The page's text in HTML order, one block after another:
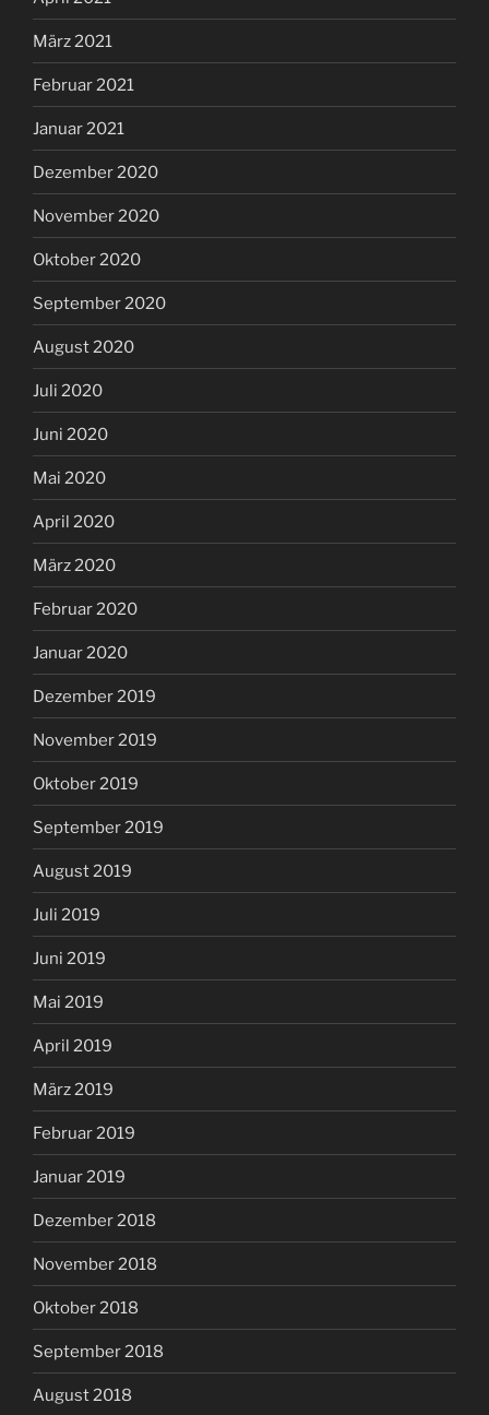
März 2021
Februar 2021
Januar 2021
Dezember 2020
November 2020
Oktober 2020
September 2020
August 2020
Juli 2020
Juni 2020
Mai 2020
April 2020
März 2020
Februar 2020
Januar 2020
Dezember 2019
November 2019
Oktober 2019
September 2019
August 2019
Juli 2019
Juni 2019
Mai 2019
April 2019
März 2019
Februar 2019
Januar 2019
Dezember 2018
November 2018
Oktober 2018
September 2018
August 2018